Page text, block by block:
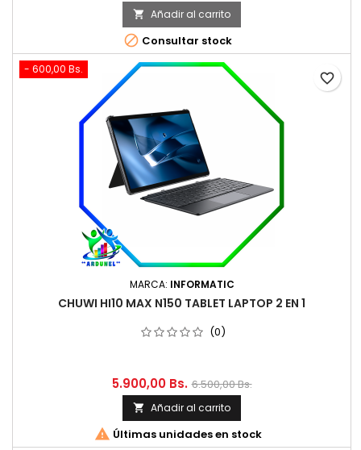
 Añadir al carrito
 Consultar stock
- 600,00 Bs.
MARCA: INFORMATIC
CHUWI HI10 MAX N150 TABLET LAPTOP 2 EN 1
(0)
5.900,00 Bs. 6.500,00 Bs.
 Añadir al carrito
 Últimas unidades en stock
favorite_border